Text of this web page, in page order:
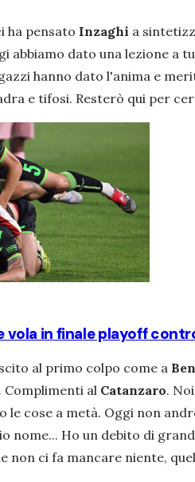
ha pensato Inzaghi a
abbiamo dato una lezione a
hanno dato l'anima e
e tifosi. Resterò qui per
vola in finale playoff
al primo colpo come a
Complimenti al Catanzaro.
le cose a metà. Oggi non
nome... Ho un debito di
non ci fa mancare niente,